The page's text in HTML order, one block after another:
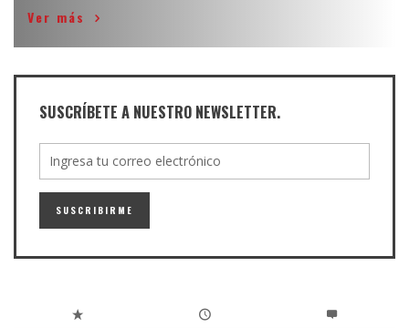
Ver más
SUSCRÍBETE A NUESTRO NEWSLETTER.